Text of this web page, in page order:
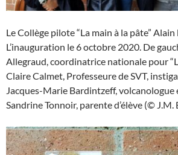
Le Collège pilote “La main à la pâte”
L’inauguration le 6 octobre 2020. De
Allegraud, coordinatrice nationale pour
Claire Calmet, Professeure de SVT,
Jacques-Marie Bardintzeff, volcanologue
Sandrine Tonnoir, parente d’élève (© J.M.